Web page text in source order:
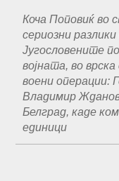
Коча Поповиќ во
сериозни
Југословените
војната, во
воени операции:
Владимир
Белград, каде
единици